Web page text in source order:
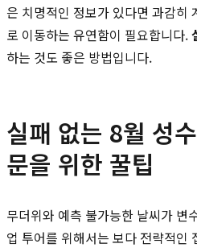
은 치명적인 정보가 있다면 과감히
로 이동하는 유연함이 필요합니다.
하는 것도 좋은 방법입니다.
실패 없는 8월 성
문을 위한 꿀팁
무더위와 예측 불가능한 날씨가 변
업 투어를 위해서는 보다 전략적인